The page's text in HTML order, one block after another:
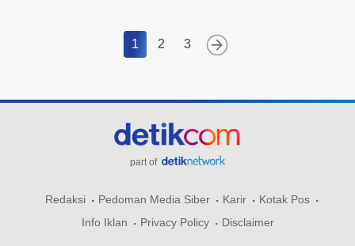
1 2 3
part of
Redaksi Pedoman Media Siber Karir
Kotak Pos
Info Iklan
Privacy Policy Disclaimer